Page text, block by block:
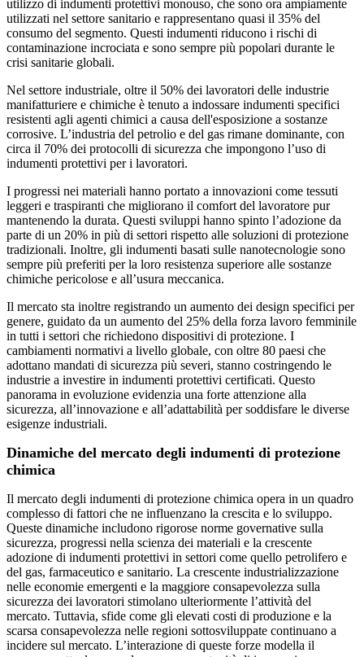
utilizzo di indumenti protettivi monouso, che sono ora ampiamente
utilizzati nel settore sanitario e rappresentano quasi il 35% del
consumo del segmento. Questi indumenti riducono i rischi di
contaminazione incrociata e sono sempre più popolari durante le
crisi sanitarie globali.
Nel settore industriale, oltre il 50% dei lavoratori delle industrie
manifatturiere e chimiche è tenuto a indossare indumenti specifici
resistenti agli agenti chimici a causa dell'esposizione a sostanze
corrosive. L’industria del petrolio e del gas rimane dominante, con
circa il 70% dei protocolli di sicurezza che impongono l’uso di
indumenti protettivi per i lavoratori.
I progressi nei materiali hanno portato a innovazioni come tessuti
leggeri e traspiranti che migliorano il comfort del lavoratore pur
mantenendo la durata. Questi sviluppi hanno spinto l’adozione da
parte di un 20% in più di settori rispetto alle soluzioni di protezione
tradizionali. Inoltre, gli indumenti basati sulle nanotecnologie sono
sempre più preferiti per la loro resistenza superiore alle sostanze
chimiche pericolose e all’usura meccanica.
Il mercato sta inoltre registrando un aumento dei design specifici per
genere, guidato da un aumento del 25% della forza lavoro femminile
in tutti i settori che richiedono dispositivi di protezione. I
cambiamenti normativi a livello globale, con oltre 80 paesi che
adottano mandati di sicurezza più severi, stanno costringendo le
industrie a investire in indumenti protettivi certificati. Questo
panorama in evoluzione evidenzia una forte attenzione alla
sicurezza, all’innovazione e all’adattabilità per soddisfare le diverse
esigenze industriali.
Dinamiche del mercato degli indumenti di protezione
chimica
Il mercato degli indumenti di protezione chimica opera in un quadro
complesso di fattori che ne influenzano la crescita e lo sviluppo.
Queste dinamiche includono rigorose norme governative sulla
sicurezza, progressi nella scienza dei materiali e la crescente
adozione di indumenti protettivi in ​​settori come quello petrolifero e
del gas, farmaceutico e sanitario. La crescente industrializzazione
nelle economie emergenti e la maggiore consapevolezza sulla
sicurezza dei lavoratori stimolano ulteriormente l’attività del
mercato. Tuttavia, sfide come gli elevati costi di produzione e la
scarsa consapevolezza nelle regioni sottosviluppate continuano a
incidere sul mercato. L’interazione di queste forze modella il